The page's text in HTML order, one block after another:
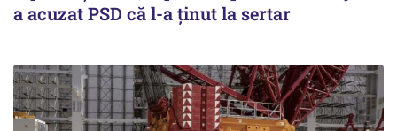
a acuzat PSD că l-a ținut la sertar